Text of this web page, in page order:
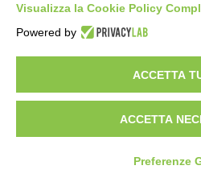
agosto apre il
2 giorni fa
Visibileweb - IT03270560802
Privacy
Visualizza la Cookie Policy
Powered by
ACCETTA
ACCETTA
Preferenze